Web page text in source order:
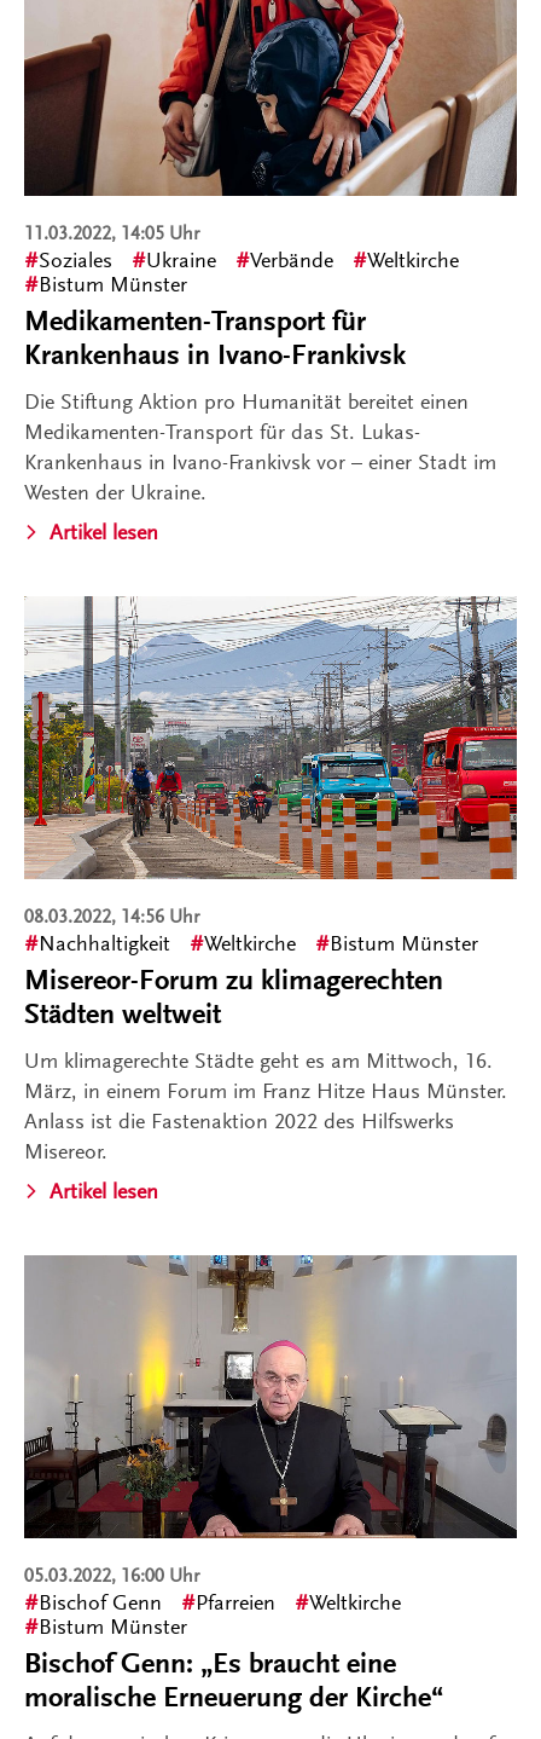
11.03.2022, 14:05 Uhr
Soziales Ukraine Verbände
Weltkirche
Bistum Münster
Medikamenten-Transport für
Krankenhaus in Ivano-Frankivsk
Die Stiftung Aktion pro Humanität bereitet einen
Medikamenten-Transport für das St. Lukas-
Krankenhaus in Ivano-Frankivsk vor – einer Stadt im
Westen der Ukraine.
Artikel lesen
08.03.2022, 14:56 Uhr
Nachhaltigkeit Weltkirche Bistum Münster
Misereor-Forum zu klimagerechten
Städten weltweit
Um klimagerechte Städte geht es am Mittwoch, 16.
März, in einem Forum im Franz Hitze Haus Münster.
Anlass ist die Fastenaktion 2022 des Hilfswerks
Misereor.
Artikel lesen
05.03.2022, 16:00 Uhr
Bischof Genn Pfarreien
Weltkirche
Bistum Münster
Bischof Genn: „Es braucht eine
moralische Erneuerung der Kirche“